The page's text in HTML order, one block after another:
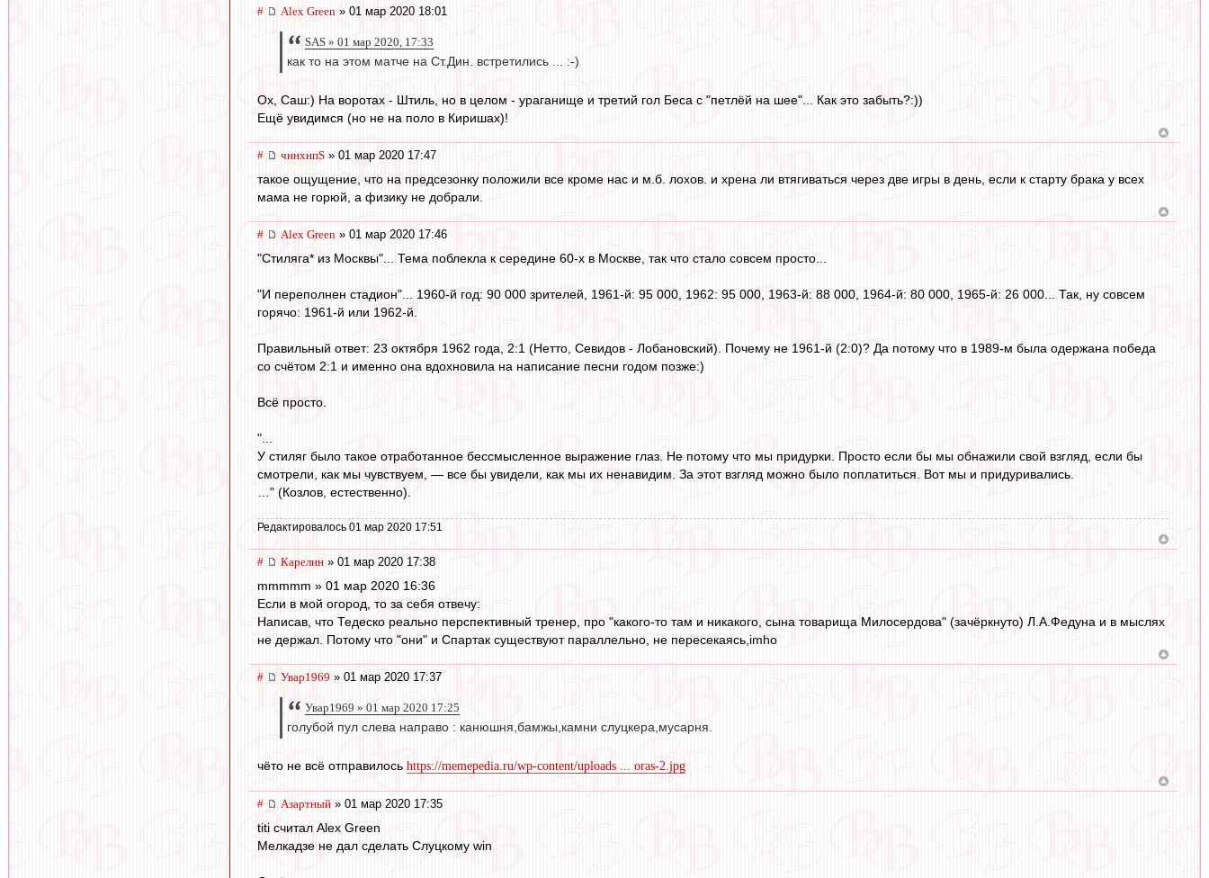
# Alex Green » 01 мар 2020 18:01
SAS » 01 мар 2020, 17:33
как то на этом матче на Ст.Дин. встретились ... :-)
Ох, Саш:) На воротах - Штиль, но в целом - ураганище и третий гол Беса с "петлёй на шее"... Как это забыть?:))
Ещё увидимся (но не на поло в Киришах)!
# чннхнпS » 01 мар 2020 17:47
такое ощущение, что на предсезонку положили все кроме нас и м.б. лохов. и хрена ли втягиваться через две игры в день, если к старту брака у всех
мама не горюй, а физику не добрали.
# Alex Green » 01 мар 2020 17:46
"Стиляга* из Москвы"... Тема поблекла к середине 60-х в Москве, так что стало совсем просто...
"И переполнен стадион"... 1960-й год: 90 000 зрителей, 1961-й: 95 000, 1962: 95 000, 1963-й: 88 000, 1964-й: 80 000, 1965-й: 26 000... Так, ну совсем
горячо: 1961-й или 1962-й.
Правильный ответ: 23 октября 1962 года, 2:1 (Нетто, Севидов - Лобановский). Почему не 1961-й (2:0)? Да потому что в 1989-м была одержана победа
со счётом 2:1 и именно она вдохновила на написание песни годом позже:)
Всё просто.
"...
У стиляг было такое отработанное бессмысленное выражение глаз. Не потому что мы придурки. Просто если бы мы обнажили свой взгляд, если бы
смотрели, как мы чувствуем, — все бы увидели, как мы их ненавидим. За этот взгляд можно было поплатиться. Вот мы и придуривались.
…" (Козлов, естественно).
Редактировалось 01 мар 2020 17:51
# Карелин » 01 мар 2020 17:38
mmmmm » 01 мар 2020 16:36
Если в мой огород, то за себя отвечу:
Написав, что Тедеско реально перспективный тренер, про "какого-то там и никакого, сына товарища Милосердова" (зачёркнуто) Л.А.Федуна и в мыслях
не держал. Потому что "они" и Спартак существуют параллельно, не пересекаясь,imho
# Увар1969 » 01 мар 2020 17:37
Увар1969 » 01 мар 2020 17:25
голубой пул слева направо : канюшня,бамжы,камни слуцкера,мусарня.
чёто не всё отправилось https://memepedia.ru/wp-content/uploads ... oras-2.jpg
# Азартный » 01 мар 2020 17:35
titi считал Alex Green
Мелкадзе не дал сделать Слуцкому win